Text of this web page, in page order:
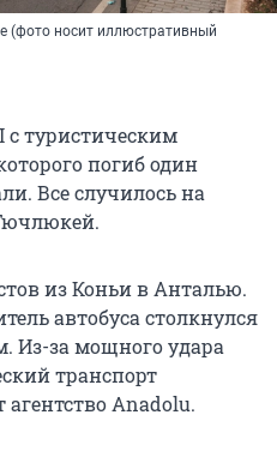
(фото носит иллюстративный
туристическим
погиб один
Все случилось на
из Коньи в Анталью.
автобуса столкнулся
Из-за мощного удара
транспорт
агентство Anadolu.